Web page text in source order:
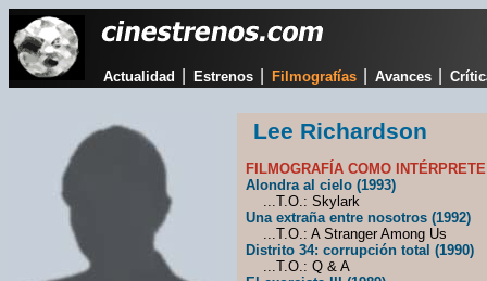
Actualidad Estrenos Filmografías Avances
Lee Richardson
FILMOGRAFÍA COMO
Alondra al cielo (1993)
...T.O.: Skylark
Una extraña entre nosotros (1992)
...T.O.: A Stranger Among Us
Distrito 34: corrupción total (1990)
...T.O.: Q & A